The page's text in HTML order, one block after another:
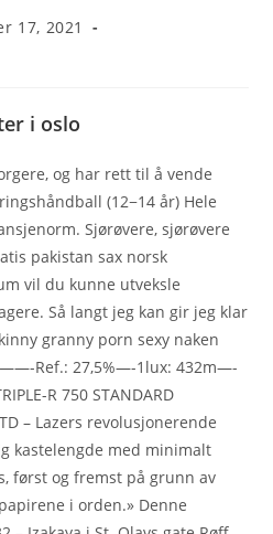
17, 2021
i oslo
og har rett til å vende
(12−14 år) Hele
Sjørøvere, sjørøvere
pakistan sax norsk
vil du kunne utveksle
Så langt jeg kan gir jeg klar
granny porn sexy naken
——-Ref.: 27,5%—-1lux: 432m—-
R 750 STANDARD
– Lazers revolusjonerende
kastelengde med minimalt
først og fremst på grunn av
i orden.» Denne